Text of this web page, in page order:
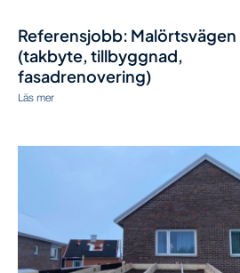
Referensjobb: Malörtsvägen
(takbyte, tillbyggnad,
fasadrenovering)
Läs mer